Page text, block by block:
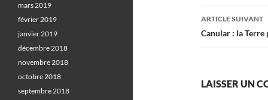
articles
ARTICLE SUIVANT
Canular : la Terre
LAISSER UN
mars 2019
février 2019
janvier 2019
décembre 2018
novembre 2018
octobre 2018
septembre 2018